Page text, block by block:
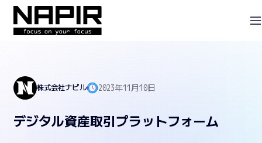
株式会社ナピル 2023年11月10日
デジタル資産取引プラットフォーム